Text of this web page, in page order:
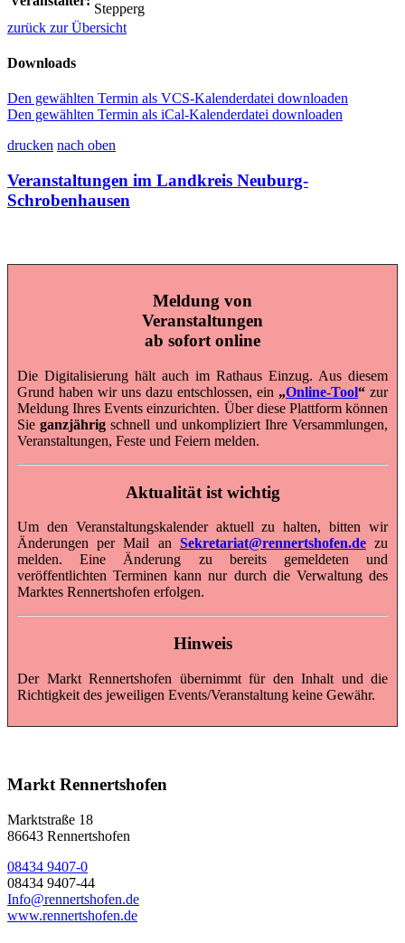
Stepperg
zurück zur Übersicht
Downloads
Den gewählten Termin als VCS-Kalenderdatei downloaden
Den gewählten Termin als iCal-Kalenderdatei downloaden
drucken nach oben
Veranstaltungen im Landkreis Neuburg-
Schrobenhausen
Meldung von
Veranstaltungen
ab sofort online
Die Digitalisierung hält auch im Rathaus Einzug. Aus diesem
Grund haben wir uns dazu entschlossen, ein „Online-Tool“ zur
Meldung Ihres Events einzurichten. Über diese Plattform können
Sieganzjährigschnell und unkompliziert Ihre Versammlungen,
Veranstaltungen, Feste und Feiern melden.
Aktualität ist wichtig
Um den Veranstaltungskalender aktuell zu halten, bitten wir
Änderungen per Mail an Sekretariat@rennertshofen.dezu
melden. Eine Änderung zu bereits gemeldeten und
veröffentlichten Terminen kann nur durch die Verwaltung des
Marktes Rennertshofen erfolgen.
Hinweis
Der Markt Rennertshofen übernimmt für den Inhalt und die
Richtigkeit des jeweiligen Events/Veranstaltung keine Gewähr.
Markt Rennertshofen
Marktstraße 18
86643 Rennertshofen
08434 9407-0
08434 9407-44
Info@rennertshofen.de
www.rennertshofen.de